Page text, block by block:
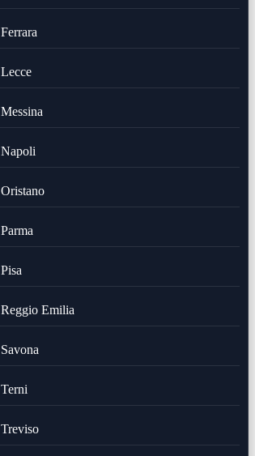
Ferrara
Lecce
Messina
Napoli
Oristano
Parma
Pisa
Reggio Emilia
Savona
Terni
Treviso